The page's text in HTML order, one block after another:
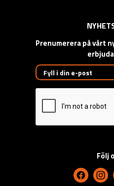
Prenumerera på vårt
Följ